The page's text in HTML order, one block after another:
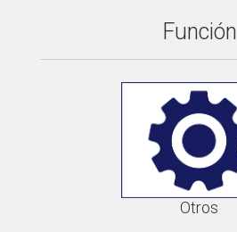
Función
Otros